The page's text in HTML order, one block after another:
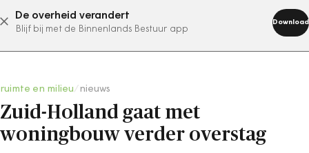
De overheid verandert
Blijf bij met de Binnenlands Bestuur app
Download
abonneer nu
ruimte en milieu nieuws
Zuid-Holland gaat met
woningbouw verder overstag